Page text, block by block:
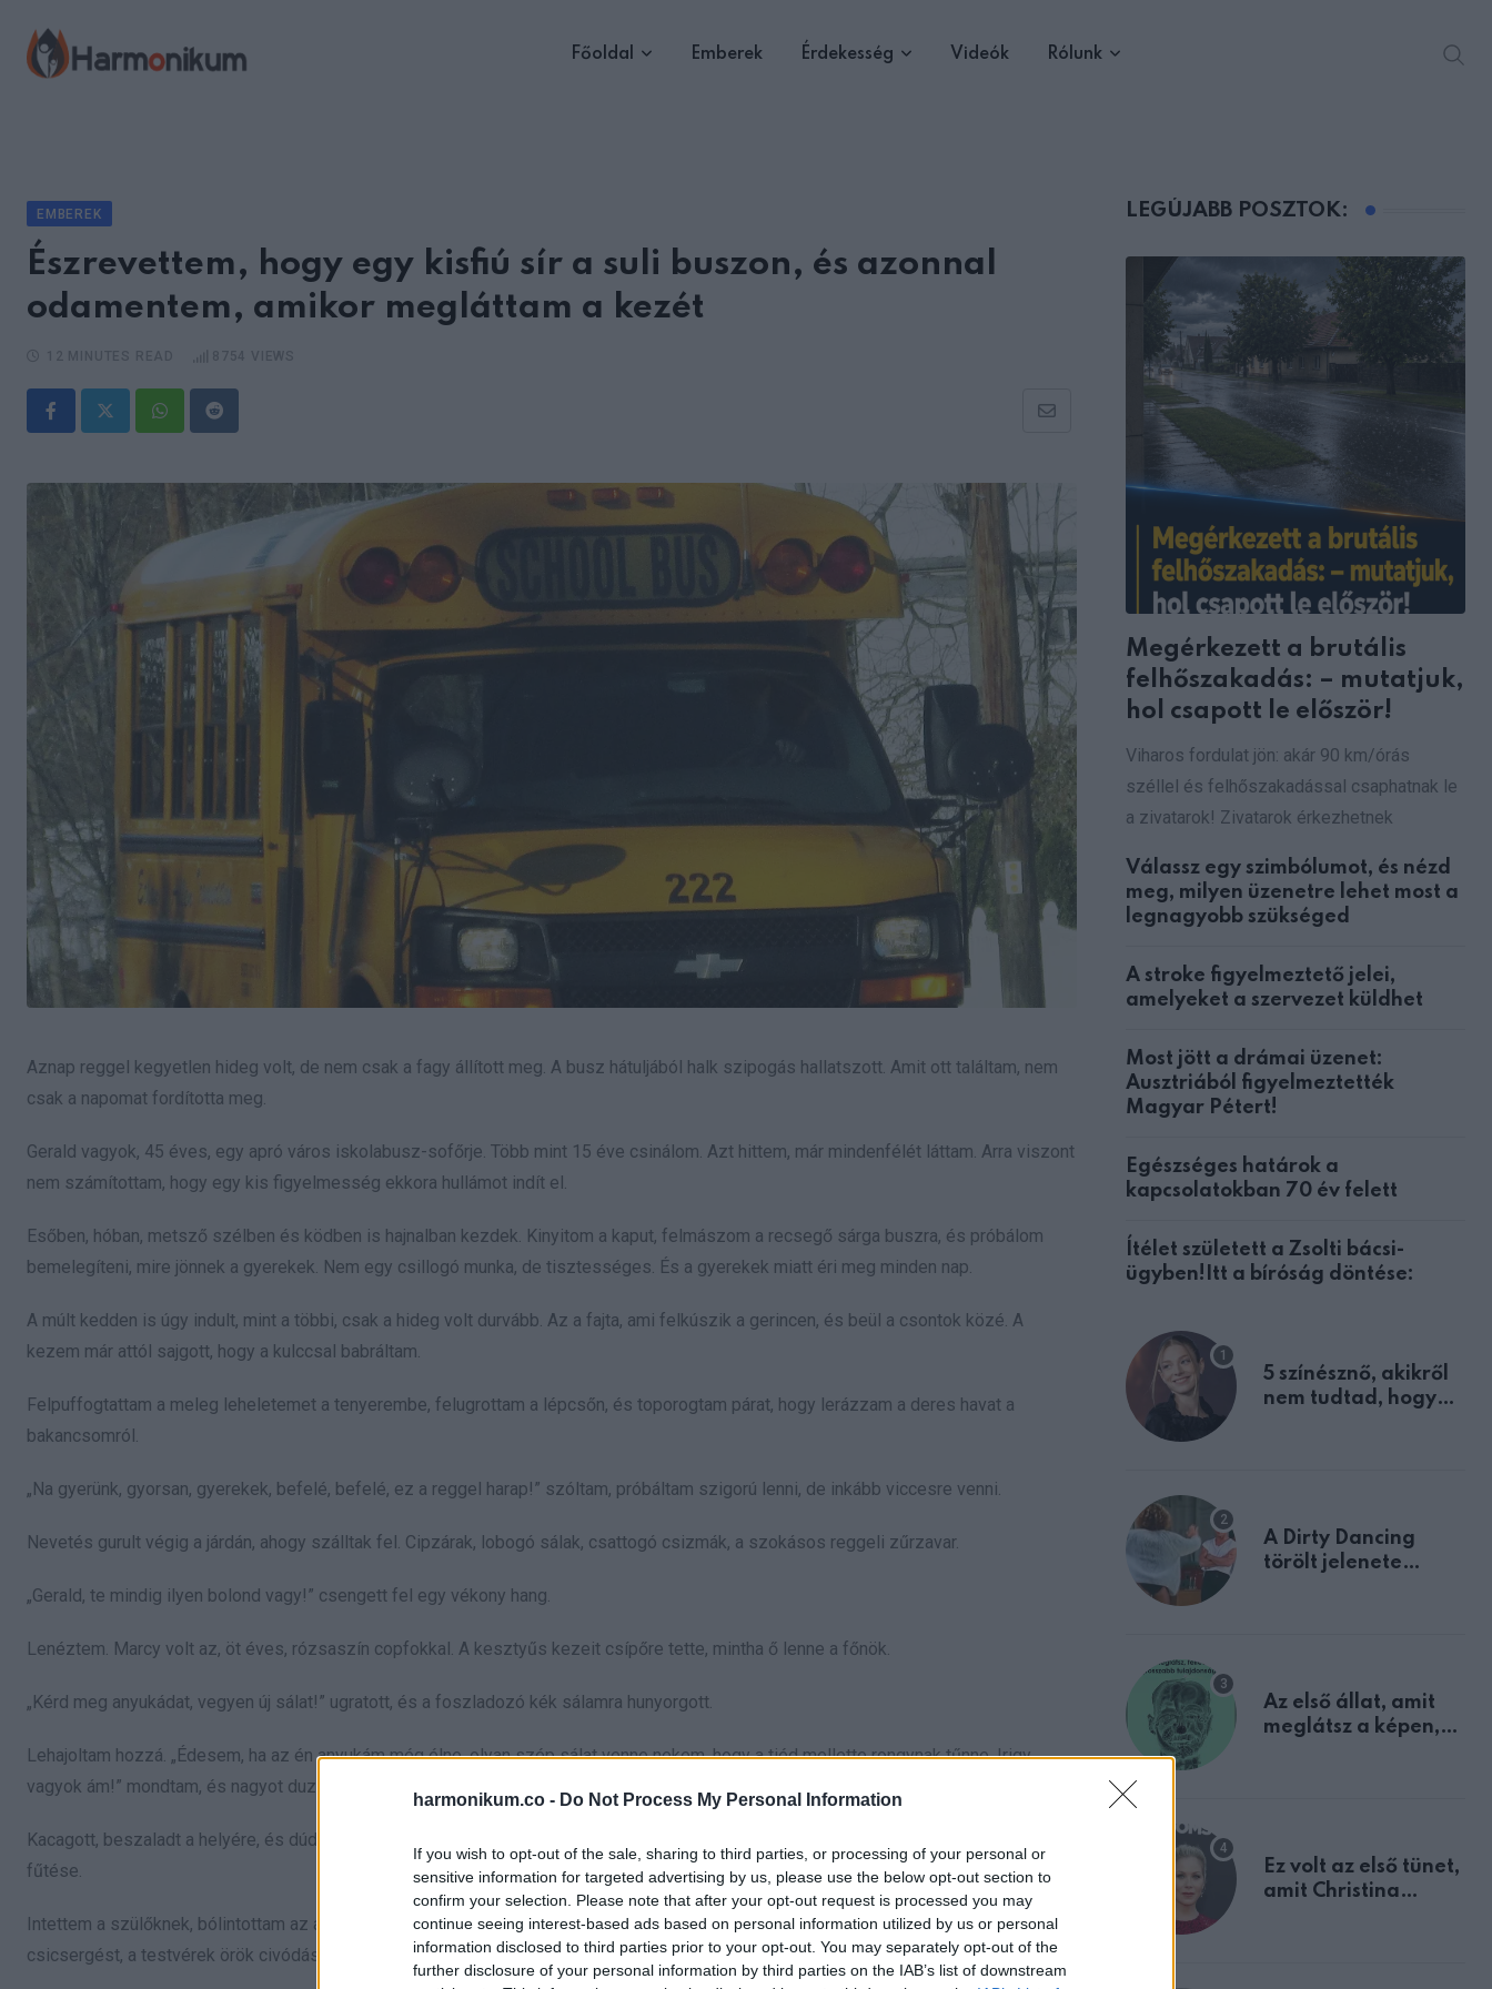
harmonikum.co - Do Not Process My Personal Information
If you wish to opt-out of the sale, sharing to third parties, or processing of your personal or
sensitive information for targeted advertising by us, please use the below opt-out section to
confirm your selection. Please note that after your opt-out request is processed you may
continue seeing interest-based ads based on personal information utilized by us or personal
information disclosed to third parties prior to your opt-out. You may separately opt-out of the
further disclosure of your personal information by third parties on the IAB’s list of downstream
content
Főoldal Emberek Érdekesség Videók Rólunk
EMBEREK
Észrevettem, hogy egy kisfiú sír a suli buszon, és azonnal
odamentem, amikor megláttam a kezét
WhatsappReddit
Share
Email
Aznap reggel kegyetlen hideg volt, de nem csak a fagy állított meg. A busz hátuljából halk szipogás hallatszott. Amit ott találtam, nem
csak a napomat fordította meg.
Gerald vagyok, 45 éves, egy apró város iskolabusz-sofőrje. Több mint 15 éve csinálom. Azt hittem, már mindenfélét láttam. Arra viszont
nem számítottam, hogy egy kis figyelmesség ekkora hullámot indít el.
Esőben, hóban, metsző szélben és ködben is hajnalban kezdek. Kinyitom a kaput, felmászom a recsegő sárga buszra, és próbálom
bemelegíteni, mire jönnek a gyerekek. Nem egy csillogó munka, de tisztességes. És a gyerekek miatt éri meg minden nap.
A múlt kedden is úgy indult, mint a többi, csak a hideg volt durvább. Az a fajta, ami felkúszik a gerincen, és beül a csontok közé. A
kezem már attól sajgott, hogy a kulccsal babráltam.
Felpuffogtattam a meleg leheletemet a tenyerembe, felugrottam a lépcsőn, és toporogtam párat, hogy lerázzam a deres havat a
bakancsomról.
„Na gyerünk, gyorsan, gyerekek, befelé, befelé, ez a reggel harap!” szóltam, próbáltam szigorú lenni, de inkább viccesre venni.
Nevetés gurult végig a járdán, ahogy szálltak fel. Cipzárak, lobogó sálak, csattogó csizmák, a szokásos reggeli zűrzavar.
„Gerald, te mindig ilyen bolond vagy!” csengett fel egy vékony hang.
Lenéztem. Marcy volt az, öt éves, rózsaszín copfokkal. A kesztyűs kezeit csípőre tette, mintha ő lenne a főnök.
„Kérd meg anyukádat, vegyen új sálat!” ugratott, és a foszladozó kék sálamra hunyorgott.
Lehajoltam hozzá. „Édesem, ha az én anyukám még élne, olyan szép sálat venne nekem, hogy a tiéd mellette rongynak tűnne. Irigy
vagyok ám!” mondtam, és nagyot duzzogtam.
Kacagott, beszaladt a helyére, és dúdolgatott valami kis dallamot. Az a pár másodperc jobban felmelegített, mint a busz őskövület
fűtése.
Intettem a szülőknek, bólintottam az átkelőt segítő felügyelőnek, bezártam az ajtót, és mentünk tovább. Szeretem a rutint. A
csicsergést, a testvérek örök civódását, aztán a békülést, a titkokat, amiket úgy suttognak, mintha a világ múlna rajta.
LEGÚJABB POSZTOK:
Megérkezett a brutális
felhőszakadás: – mutatjuk,
hol csapott le először!
Viharos fordulat jön: akár 90 km/órás
széllel és felhőszakadással csaphatnak le
a zivatarok! Zivatarok érkezhetnek
Válassz egy szimbólumot, és nézd
meg, milyen üzenetre lehet most a
legnagyobb szükséged
A stroke figyelmeztető jelei,
amelyeket a szervezet küldhet
Most jött a drámai üzenet:
Ausztriából figyelmeztették
Magyar Pétert!
Egészséges határok a
kapcsolatokban 70 év felett
Ítélet született a Zsolti bácsi-
ügyben!Itt a bíróság döntése:
5 színésznő, akikről
nem tudtad, hogy
A Dirty Dancing
törölt jelenete
Az első állat, amit
meglátsz a képen,
Ez volt az első tünet,
amit Christina